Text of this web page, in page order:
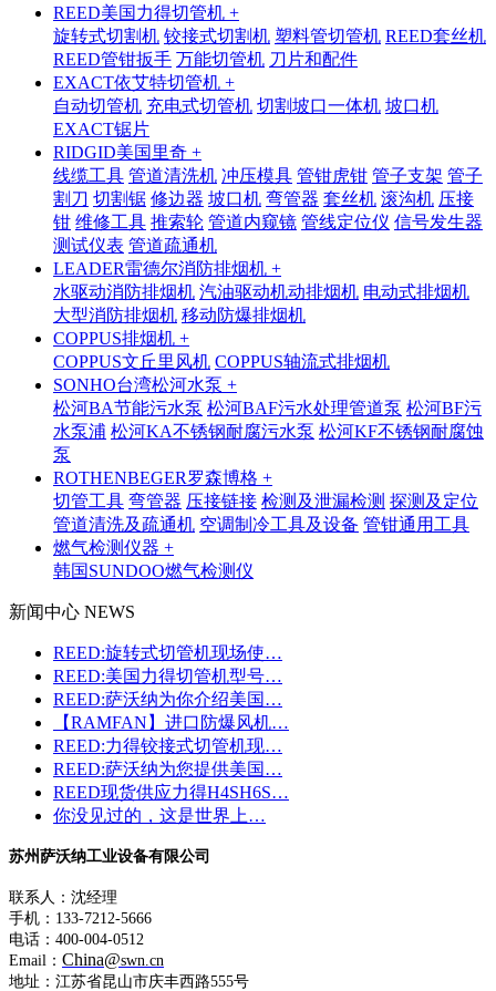
REED美国力得切管机 +
旋转式切割机 铰接式切割机 塑料管切管机 REED套丝机
REED管钳扳手 万能切管机 刀片和配件
EXACT依艾特切管机 +
自动切管机 充电式切管机 切割坡口一体机 坡口机
EXACT锯片
RIDGID美国里奇 +
线缆工具 管道清洗机 冲压模具 管钳虎钳 管子支架 管子
割刀 切割锯 修边器 坡口机 弯管器 套丝机 滚沟机 压接
钳 维修工具 推索轮 管道内窥镜 管线定位仪 信号发生器
测试仪表 管道疏通机
LEADER雷德尔消防排烟机 +
水驱动消防排烟机 汽油驱动机动排烟机 电动式排烟机
大型消防排烟机 移动防爆排烟机
COPPUS排烟机 +
COPPUS文丘里风机 COPPUS轴流式排烟机
SONHO台湾松河水泵 +
松河BA节能污水泵 松河BAF污水处理管道泵 松河BF污
水泵浦 松河KA不锈钢耐腐污水泵 松河KF不锈钢耐腐蚀
泵
ROTHENBEGER罗森博格 +
切管工具 弯管器 压接链接 检测及泄漏检测 探测及定位
管道清洗及疏通机 空调制冷工具及设备 管钳通用工具
燃气检测仪器 +
韩国SUNDOO燃气检测仪
新闻中心 NEWS
REED:旋转式切管机现场使…
REED:美国力得切管机型号…
REED:萨沃纳为你介绍美国…
【RAMFAN】进口防爆风机…
REED:力得铰接式切管机现…
REED:萨沃纳为您提供美国…
REED现货供应力得H4SH6S…
你没见过的，这是世界上…
苏州萨沃纳工业设备有限公司
联系人：沈经理
手机：133-7212-5666
电话：400-004-0512
Email： China@swn.cn
地址：江苏省昆山市庆丰西路555号